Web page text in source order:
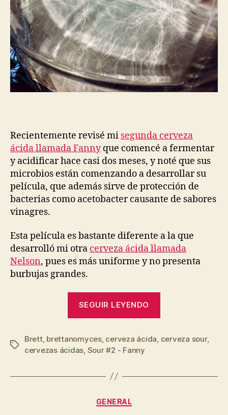
Recientemente revisé mi segunda cerveza
ácida llamada Fannyque comencé a fermentar
y acidificar hace casi dos meses, y noté que sus
microbios están comenzando a desarrollar su
película, que además sirve de protección de
bacterias como acetobacter causante de sabores
vinagres.
Esta película es bastante diferente a la que
desarrolló mi otra cerveza ácida llamada
Nelson, pues es más uniforme y no presenta
burbujas grandes.
SEGUIR LEYENDO
brett
Etiquetas
Brett, brettanomyces, cerveza ácida cerveza sour,
cervezas ácidas Sour #2 - Fanny
Categorías
GENERAL